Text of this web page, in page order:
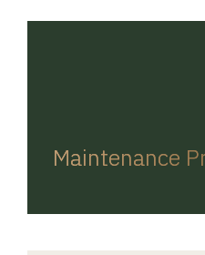
Maintenance